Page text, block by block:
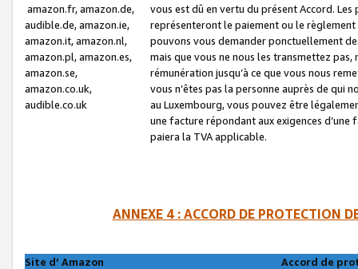
amazon.fr, amazon.de,
audible.de, amazon.ie,
amazon.it, amazon.nl,
amazon.pl, amazon.es,
amazon.se,
amazon.co.uk,
audible.co.uk
vous est dû en vertu du présent Accord.
représenteront le paiement ou le
pouvons vous demander ponctuellement
mais que vous ne nous les transmettez
rémunération jusqu’à ce que vous nous
vous n’êtes pas la personne auprès de qui
au Luxembourg, vous pouvez être
une facture répondant aux exigences
paiera la TVA applicable.
ANNEXE 4 : ACCORD DE PROTECTION
Site d’ Amazon
Accord de